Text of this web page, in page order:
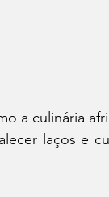
a culinária
laços e